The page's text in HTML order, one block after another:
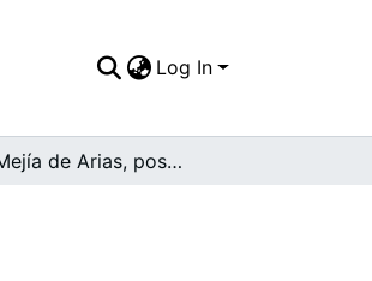
Log In
Enith Mejía de Arias, posando con un traje de fiesta